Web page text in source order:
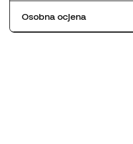
Osobna ocjena